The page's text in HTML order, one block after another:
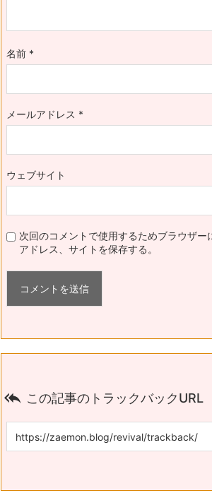
名前 *
メールアドレス *
ウェブサイト
次回のコメントで使用するためブラウザー
アドレス、サイトを保存する。
 この記事のトラックバックURL